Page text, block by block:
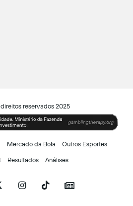
reservados 2025
Mercado da Bola Outros Esportes
Resultados Análises
InstagramTikTokSiga-